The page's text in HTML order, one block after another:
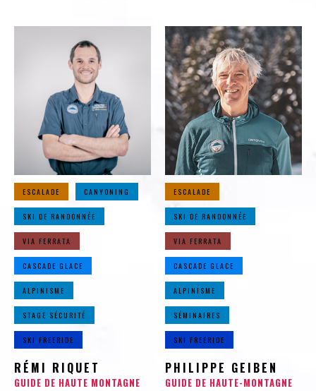
ESCALADE CANYONING
SKI DE RANDONNÉE
VIA FERRATA
CASCADE GLACE
ALPINISME
STAGE SÉCURITÉ
SKI FREERIDE
RÉMI RIQUET
GUIDE DE HAUTE MONTAGNE
ESCALADE
SKI DE RANDONNÉE
VIA FERRATA
CASCADE GLACE
ALPINISME
SÉMINAIRES
SKI FREERIDE
PHILIPPE GEIBEN
GUIDE DE HAUTE-MONTAGNE